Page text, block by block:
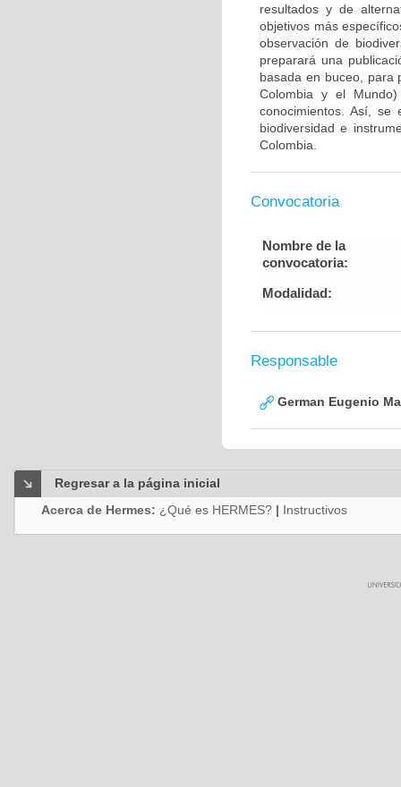
resultados y de
objetivos más
observación de
preparará una
basada en buceo, para
Colombia y el
conocimientos. Así, se
biodiversidad e
Colombia.
Convocatoria
Nombre de la
convocatoria:
Modalidad:
Responsable
German Eugenio
Regresar a la página inicial
Acerca de Hermes: ¿Qué es HERMES? | Instructivos